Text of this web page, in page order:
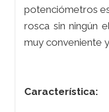
potenciómetros
rosca sin ningún
muy conveniente
Característica: